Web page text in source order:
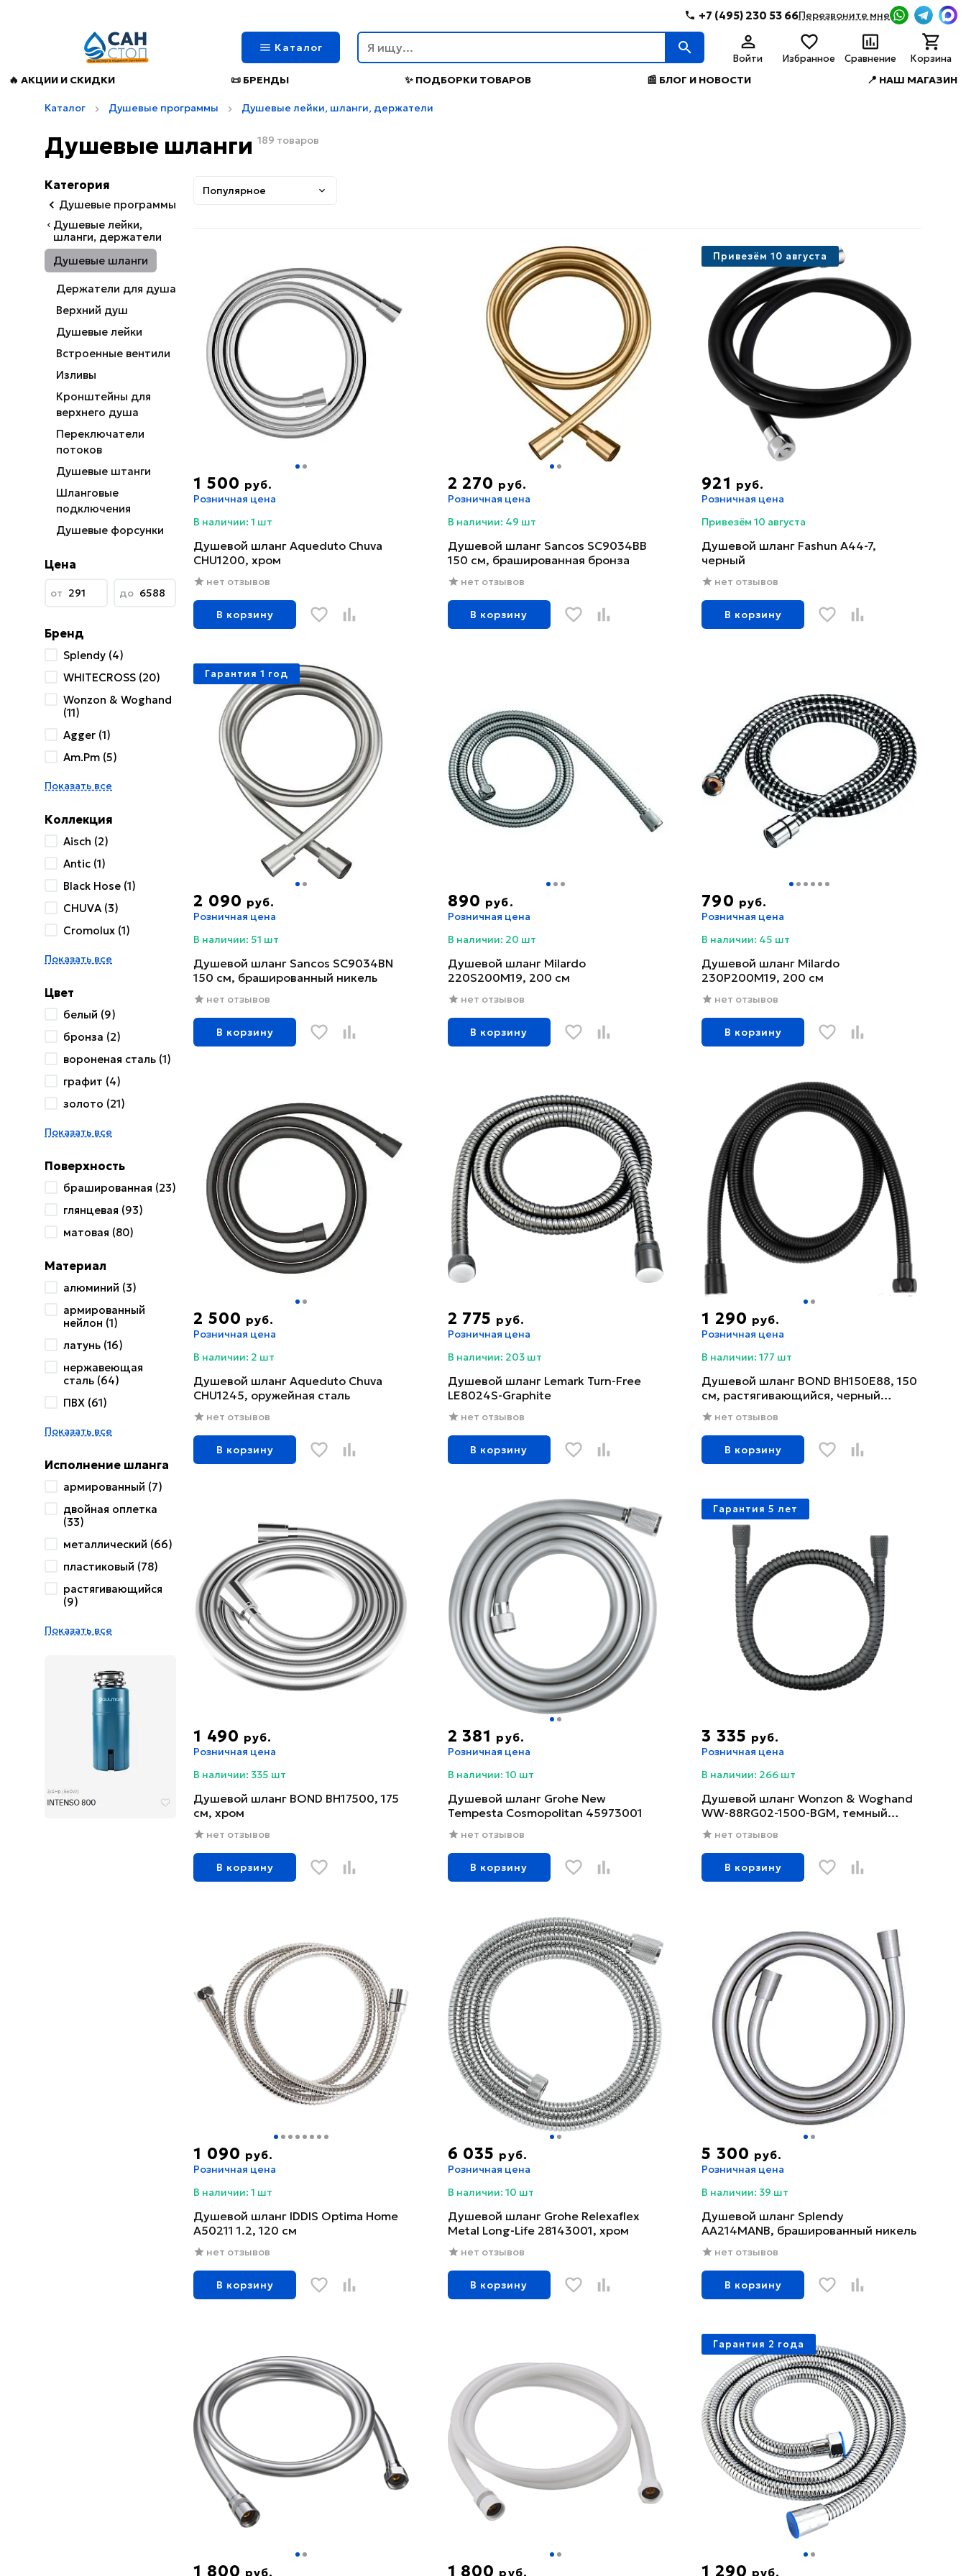
+7 (495) 230 53 66Перезвоните мне
Каталог
Войти Избранное Сравнение Корзина
🔥 АКЦИИ И СКИДКИ 📜 БРЕНДЫ ✨ ПОДБОРКИ ТОВАРОВ 📰 БЛОГ И НОВОСТИ 📍 НАШ МАГАЗИН
Каталог Душевые программы Душевые лейки, шланги, держатели
Душевые шланги 189 товаров
Категория
Душевые программы
Душевые лейки,
шланги, держатели
Душевые шланги
Держатели для душа
Верхний душ
Душевые лейки
Встроенные вентили
Изливы
Кронштейны для
верхнего душа
Переключатели
потоков
Душевые штанги
Шланговые
подключения
Душевые форсунки
Цена
от до
Бренд
Splendy (4)
WHITECROSS (20)
Wonzon & Woghand
(11)
Agger (1)
Am.Pm (5)
Показать все
Коллекция
Aisch (2)
Antic (1)
Black Hose (1)
CHUVA (3)
Cromolux (1)
Показать все
Цвет
белый (9)
бронза (2)
вороненая сталь (1)
графит (4)
золото (21)
Показать все
Поверхность
брашированная (23)
глянцевая (93)
матовая (80)
Материал
алюминий (3)
армированный
нейлон (1)
латунь (16)
нержавеющая
сталь (64)
ПВХ (61)
Показать все
Исполнение шланга
армированный (7)
двойная оплетка
(33)
металлический (66)
пластиковый (78)
растягивающийся
(9)
Показать все
Популярное
1 500 руб.
Розничная цена
В наличии: 1 шт
Душевой шланг Aqueduto Chuva
CHU1200, хром
нет отзывов
В корзину
2 270 руб.
Розничная цена
В наличии: 49 шт
Душевой шланг Sancos SC9034BB
150 см, брашированная бронза
нет отзывов
В корзину
921 руб.
Розничная цена
Привезём 10 августа
Душевой шланг Fashun A44-7,
черный
нет отзывов
В корзину
Привезём 10 августа
2 090 руб.
Розничная цена
В наличии: 51 шт
Душевой шланг Sancos SC9034BN
150 см, брашированный никель
нет отзывов
В корзину
Гарантия 1 год
890 руб.
Розничная цена
В наличии: 20 шт
Душевой шланг Milardo
220S200M19, 200 см
нет отзывов
В корзину
790 руб.
Розничная цена
В наличии: 45 шт
Душевой шланг Milardo
230P200M19, 200 см
нет отзывов
В корзину
2 500 руб.
Розничная цена
В наличии: 2 шт
Душевой шланг Aqueduto Chuva
CHU1245, оружейная сталь
нет отзывов
В корзину
2 775 руб.
Розничная цена
В наличии: 203 шт
Душевой шланг Lemark Turn-Free
LE8024S-Graphite
нет отзывов
В корзину
1 290 руб.
Розничная цена
В наличии: 177 шт
Душевой шланг BOND BH150E88, 150
см, растягивающийся, черный
матовый
нет отзывов
В корзину
1 490 руб.
Розничная цена
В наличии: 335 шт
Душевой шланг BOND BH17500, 175
см, хром
нет отзывов
В корзину
2 381 руб.
Розничная цена
В наличии: 10 шт
Душевой шланг Grohe New
Tempesta Cosmopolitan 45973001
нет отзывов
В корзину
3 335 руб.
Розничная цена
В наличии: 266 шт
Душевой шланг Wonzon & Woghand
WW-88RG02-1500-BGM, темный
графит
нет отзывов
В корзину
Гарантия 5 лет
1 090 руб.
Розничная цена
В наличии: 1 шт
Душевой шланг IDDIS Optima Home
A50211 1.2, 120 см
нет отзывов
В корзину
6 035 руб.
Розничная цена
В наличии: 10 шт
Душевой шланг Grohe Relexaflex
Metal Long-Life 28143001, хром
нет отзывов
В корзину
5 300 руб.
Розничная цена
В наличии: 39 шт
Душевой шланг Splendy
AA214MANB, брашированный никель
нет отзывов
В корзину
1 800 руб. 1 800 руб. 1 290 руб.
Гарантия 2 года